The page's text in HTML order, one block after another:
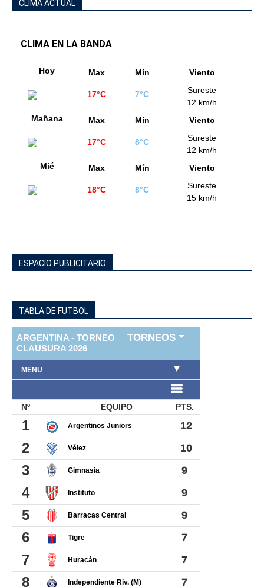
CLIMA ACTUAL
CLIMA EN LA BANDA
Hoy Max Mín Viento
17°C 7°C
Sureste
12 km/h
Mañana
Max Mín Viento
17°C 8°C
Sureste
12 km/h
Mié
Max Mín Viento
18°C 8°C
Sureste
15 km/h
ESPACIO PUBLICITARIO
TABLA DE FUTBOL